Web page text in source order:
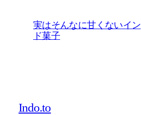
実はそんなに甘くないイン
ド菓子
Indo.to